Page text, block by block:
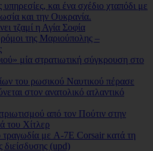
και ένα σχέδιο χταπόδι με
και την Ουκρανία.
τζαμί η Αγία Σοφία
της Μαριούπολης –
μία στρατιωτική σύγκρουση στο
του ρωσικού Ναυτικού πέρασε
στον ανατολικό ατλαντικό
από τον Πούτιν στην
του Χίτλερ
με A-7E Corsair κατά τη
διείσδυσης (upd)